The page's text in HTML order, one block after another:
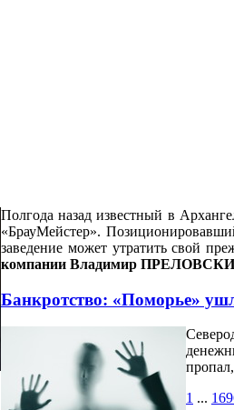
Полгода назад известный в
«БрауМейстер».
заведение может утратить свой
компании Владимир
Банкротство: «Поморье»
1 ...